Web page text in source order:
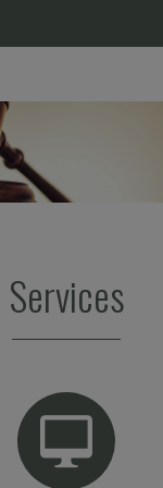
DGCCRF POUR UNE
PLUS DURABLE
de la concurrence,
2026
minimale
dite « Pilier 2 »),
rencontrées par
Services